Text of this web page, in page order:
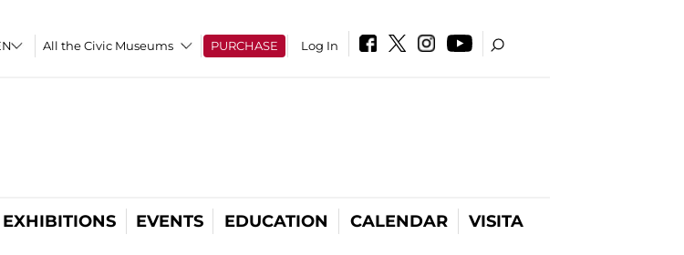
All the Civic Museums PURCHASE Log In
EXHIBITIONS EVENTS EDUCATION CALENDAR VISITA